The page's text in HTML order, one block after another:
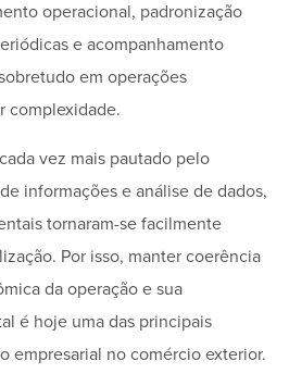
operacional, padronização
e acompanhamento
em operações
complexidade.
vez mais pautado pelo
informações e análise de dados,
tornaram-se facilmente
Por isso, manter coerência
da operação e sua
é hoje uma das principais
empresarial no comércio exterior.